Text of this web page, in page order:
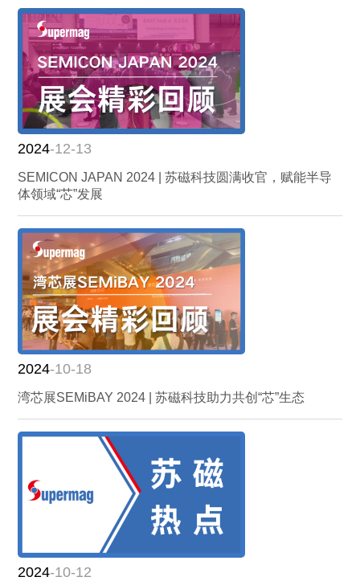
2024-12-13
SEMICON JAPAN 2024 | 苏磁科技圆满收官，赋能半导
体领域“芯”发展
2024-10-18
湾芯展SEMiBAY 2024 | 苏磁科技助力共创“芯”生态
2024-10-12